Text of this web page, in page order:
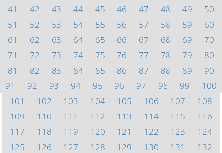
41
42 43 44 45 46 47 48 49
50
51
52 53 54 55 56 57 58 59
60
61
62 63 64 65 66 67 68 69
70
71
72 73 74 75 76 77 78 79
80
81
82 83 84 85 86 87 88 89
90
91
92 93 94 95 96 97 98 99
100
101
102 103 104 105 106 107
108
109
110 111 112 113 114 115
116
117
118 119 120 121 122 123
124
125
126 127 128 129 130 131
132